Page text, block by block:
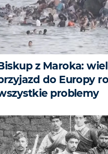
z Maroka:
do Europy
problemy